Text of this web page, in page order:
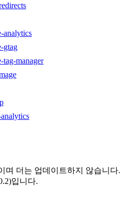
analytics
gtag
manager
며 더는 업데이트하지 않습니다.
)입니다.